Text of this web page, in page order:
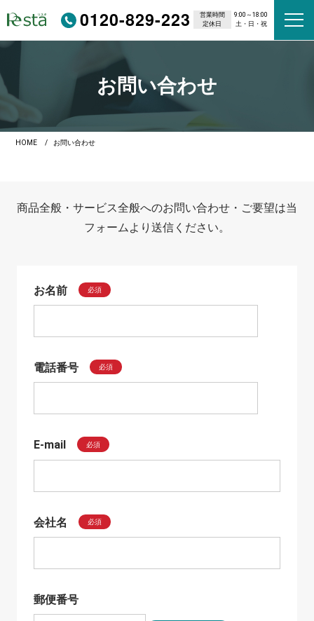
0120-829-223 営業時間
9:00～18:00
定休日
土・日・祝
お問い合わせ
HOME お問い合わせ
商品全般・サービス全般へのお問い合わせ・ご要望は当
フォームより送信ください。
お名前 必須
電話番号 必須
E-mail 必須
会社名 必須
郵便番号